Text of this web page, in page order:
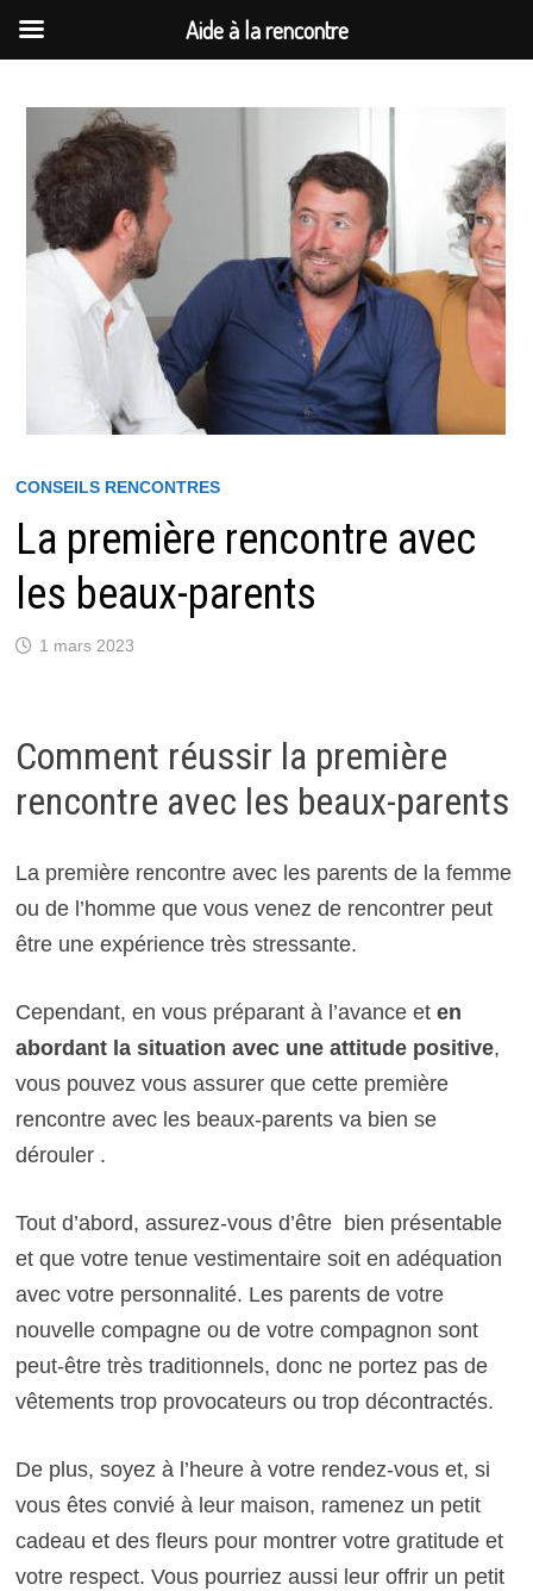
contenu
CONSEILS RENCONTRES
La première rencontre avec
les beaux-parents
1 mars 2023
Comment réussir la première
rencontre avec les beaux-parents
La première rencontre avec les parents de la femme
ou de l’homme que vous venez de rencontrer peut
être une expérience très stressante.
Cependant, en vous préparant à l’avance et en
abordant la situation avec une attitude positive,
vous pouvez vous assurer que cette première
rencontre avec les beaux-parents va bien se
dérouler .
Tout d’abord, assurez-vous d’être bien présentable
et que votre tenue vestimentaire soit en adéquation
avec votre personnalité. Les parents de votre
nouvelle compagne ou de votre compagnon sont
peut-être très traditionnels, donc ne portez pas de
vêtements trop provocateurs ou trop décontractés.
De plus, soyez à l’heure à votre rendez-vous et, si
vous êtes convié à leur maison, ramenez un petit
cadeau et des fleurs pour montrer votre gratitude et
votre respect. Vous pourriez aussi leur offrir un petit
Aide à la rencontre